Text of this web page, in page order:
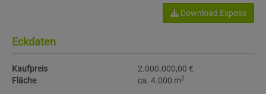
Download Expose
Eckdaten
Kaufpreis
2.000.000,00 €
Fläche
ca. 4.000 m2